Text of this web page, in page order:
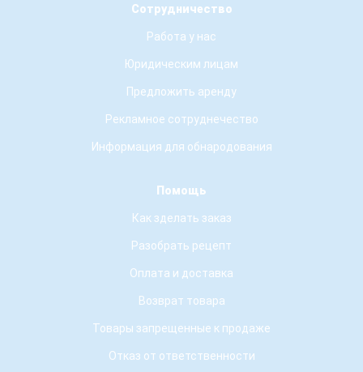
Сотрудничество
Работа у нас
Юридическим лицам
Предложить аренду
Рекламное сотруднечество
Информация для обнародования
Помощь
Как зделать заказ
Разобрать рецепт
Оплата и доставка
Возврат товара
Товары запрещенные к продаже
Отказ от ответственности